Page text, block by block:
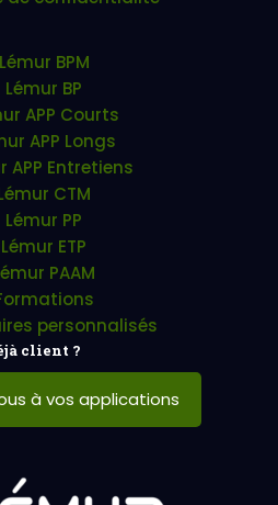
Lémur BPM
Lémur BP
APP Courts
APP Longs
APP Entretiens
CTM
Lémur PP
Lémur ETP
PAAM
personnalisés
client ?
à vos applications